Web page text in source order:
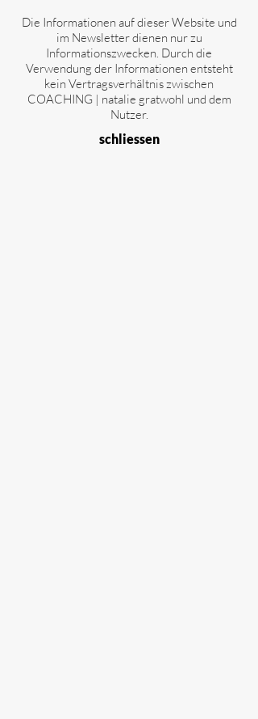
Die Informationen auf dieser Website und
im Newsletter dienen nur zu
Informationszwecken. Durch die
Verwendung der Informationen entsteht
kein Vertragsverhältnis zwischen
COACHING | natalie gratwohl und dem
Nutzer.
schliessen